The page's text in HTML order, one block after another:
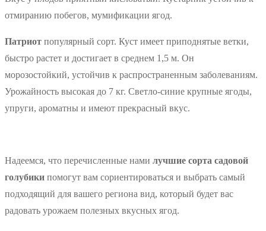
отмиранию побегов, мумификации ягод.
Патриот популярный сорт. Куст имеет приподнятые ветки,
быстро растет и достигает в среднем 1,5 м. Он
морозостойкий, устойчив к распространенным заболеваниям.
Урожайность высокая до 7 кг. Светло-синие крупные ягоды,
упруги, ароматны и имеют прекрасный вкус.
Надеемся, что перечисленные нами лучшие сорта садовой
голубики помогут вам сориентироваться и выбрать самый
подходящий для вашего региона вид, который будет вас
радовать урожаем полезных вкусных ягод.